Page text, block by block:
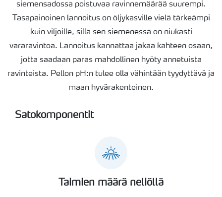
siemensadossa poistuvaa ravinnemäärää suurempi.
Tasapainoinen lannoitus on öljykasville vielä tärkeämpi
kuin viljoille, sillä sen siemenessä on niukasti
vararavintoa. Lannoitus kannattaa jakaa kahteen osaan,
jotta saadaan paras mahdollinen hyöty annetuista
ravinteista. Pellon pH:n tulee olla vähintään tyydyttävä ja
maan hyvärakenteinen.
Satokomponentit
Taimien määrä neliöllä